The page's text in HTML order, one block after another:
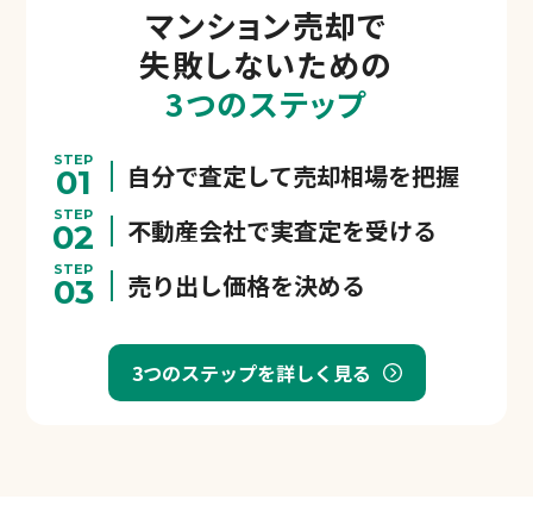
マンション売却で
失敗しないための
3つのステップ
STEP
01 自分で査定して売却相場を把握
STEP
02 不動産会社で実査定を受ける
STEP
03 売り出し価格を決める
3つのステップを詳しく見る